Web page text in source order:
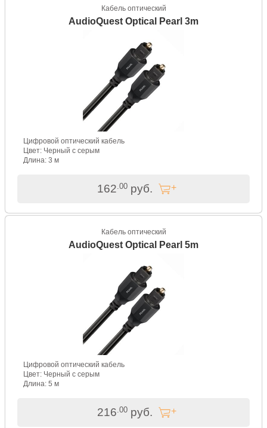
Кабель оптический
AudioQuest Optical Pearl 3m
Цифровой оптический кабель
Цвет: Черный с серым
Длина: 3 м
162 .00руб.
Кабель оптический
AudioQuest Optical Pearl 5m
Цифровой оптический кабель
Цвет: Черный с серым
Длина: 5 м
216 .00руб.